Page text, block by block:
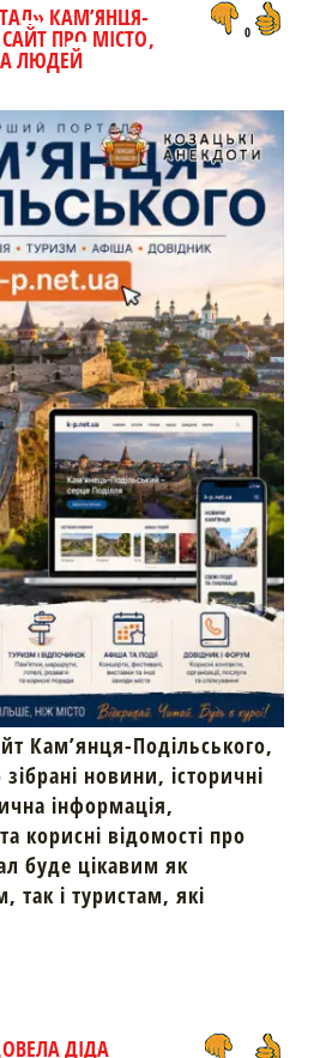
КАМ’ЯНЦЯ-
ПРО МІСТО,
ЛЮДЕЙ
0
Кам’янця-Подільського,
новини, історичні
інформація,
корисні відомості про
буде цікавим як
і туристам, які
ДІДА